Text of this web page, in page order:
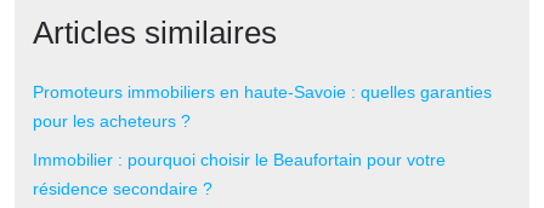
Articles similaires
Promoteurs immobiliers en haute-Savoie : quelles garanties
pour les acheteurs ?
Immobilier : pourquoi choisir le Beaufortain pour votre
résidence secondaire ?